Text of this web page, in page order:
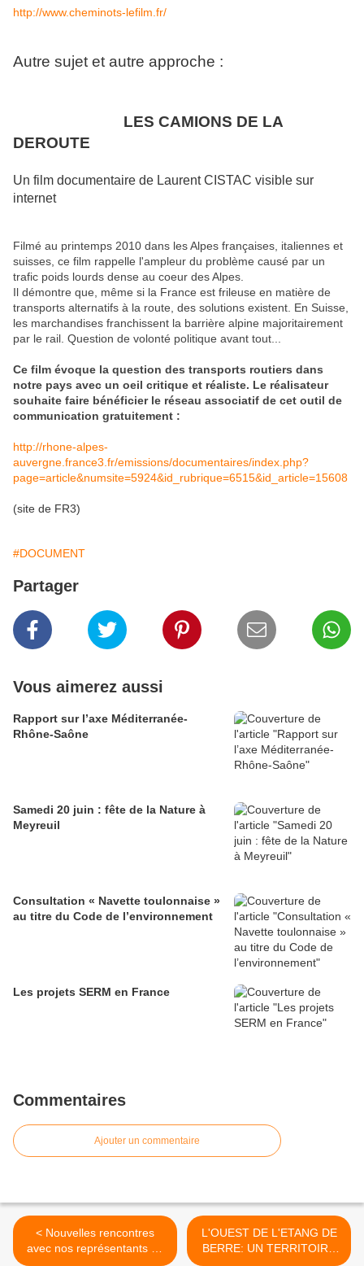
http://www.cheminots-lefilm.fr/
Autre sujet et autre approche :
LES CAMIONS DE LA
DEROUTE
Un film documentaire de Laurent CISTAC visible sur
internet
Filmé au printemps 2010 dans les Alpes françaises, italiennes et
suisses, ce film rappelle l'ampleur du problème causé par un
trafic poids lourds dense au coeur des Alpes.
Il démontre que, même si la France est frileuse en matière de
transports alternatifs à la route, des solutions existent. En Suisse,
les marchandises franchissent la barrière alpine majoritairement
par le rail. Question de volonté politique avant tout...
Ce film évoque la question des transports routiers dans
notre pays avec un oeil critique et réaliste. Le réalisateur
souhaite faire bénéficier le réseau associatif de cet outil de
communication gratuitement :
http://rhone-alpes-
auvergne.france3.fr/emissions/documentaires/index.php?
page=article&numsite=5924&id_rubrique=6515&id_article=15608
(site de FR3)
#DOCUMENT
Partager
Vous aimerez aussi
Rapport sur l’axe Méditerranée-
Rhône-Saône
Samedi 20 juin : fête de la Nature à
Meyreuil
Consultation « Navette toulonnaise »
au titre du Code de l’environnement
Les projets SERM en France
Commentaires
Ajouter un commentaire
< Nouvelles rencontres
avec nos représentants au
L'OUEST DE L'ETANG DE
BERRE: UN TERRITOIRE